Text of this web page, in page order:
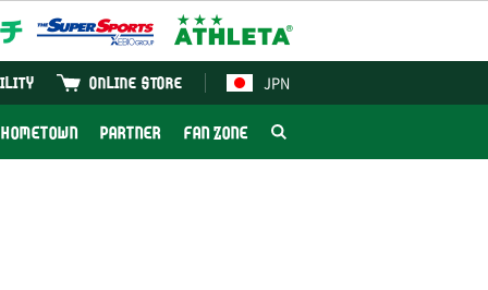
JPN
ONLINE STORE
HOMETOWN PARTNER FAN ZONE